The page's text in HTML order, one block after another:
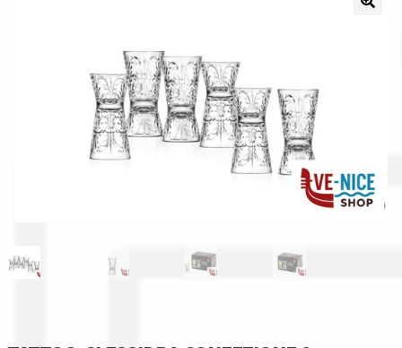
Condizioni generali
Acquisti in rete pubblica amministrazione
Assicurazione integrativa Garanzia3